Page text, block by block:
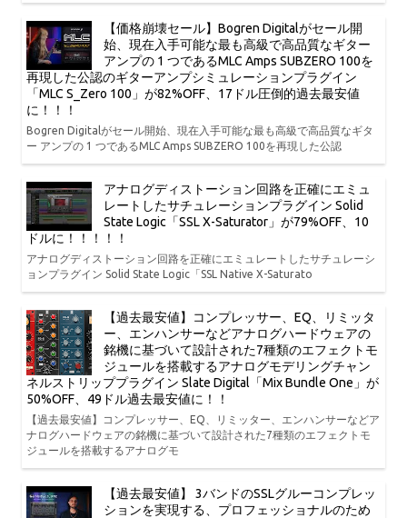
【価格崩壊セール】Bogren Digitalがセール開
始、現在入手可能な最も高級で高品質なギター
アンプの 1 つであるMLC Amps SUBZERO 100を
再現した公認のギターアンプシミュレーションプラグイン
「MLC S_Zero 100」が82%OFF、17ドル圧倒的過去最安値
に！！！
Bogren Digitalがセール開始、現在入手可能な最も高級で高品質なギタ
ー アンプの 1 つであるMLC Amps SUBZERO 100を再現した公認
アナログディストーション回路を正確にエミュ
レートしたサチュレーションプラグイン Solid
State Logic「SSL X-Saturator」が79%OFF、10
ドルに！！！！！
アナログディストーション回路を正確にエミュレートしたサチュレーシ
ョンプラグイン Solid State Logic「SSL Native X-Saturato
【過去最安値】コンプレッサー、EQ、リミッタ
ー、エンハンサーなどアナログハードウェアの
銘機に基づいて設計された7種類のエフェクトモ
ジュールを搭載するアナログモデリングチャン
ネルストリッププラグイン Slate Digital「Mix Bundle One」が
50%OFF、49ドル過去最安値に！！
【過去最安値】コンプレッサー、EQ、リミッター、エンハンサーなどア
ナログハードウェアの銘機に基づいて設計された7種類のエフェクトモ
ジュールを搭載するアナログモ
【過去最安値】 3バンドのSSLグルーコンプレッ
ションを実現する、プロフェッショナルのため